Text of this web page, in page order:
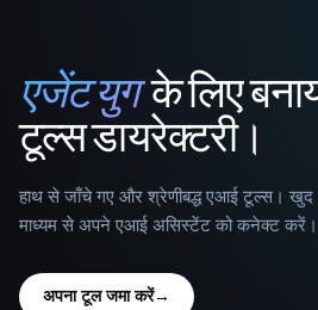
That AI Collection
एजेंट युगके लिए
टूल्स डायरेक्टरी।
हाथ से जाँचे गए और श्रेणीबद्ध एआई टूल्स। खुद
माध्यम से अपने एआई असिस्टेंट को कनेक्ट करें।
अपना टूल जमा करें→